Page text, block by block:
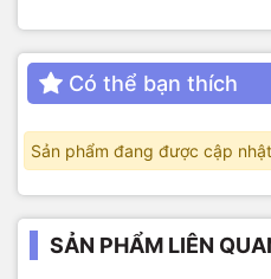
Có thể bạn thích
Sản phẩm đang được cập
SẢN PHẨM LIÊN